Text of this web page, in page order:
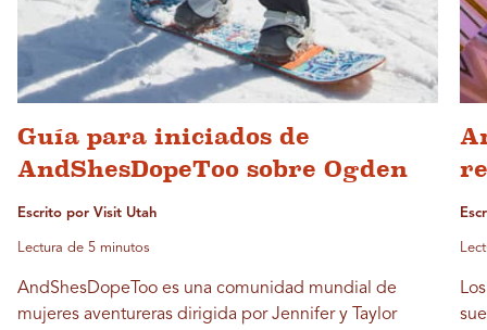
Guía para iniciados de
AndShesDopeToo sobre Ogden
Escrito por Visit Utah
Lectura de 5 minutos
AndShesDopeToo es una comunidad mundial de
mujeres aventureras dirigida por Jennifer y Taylor